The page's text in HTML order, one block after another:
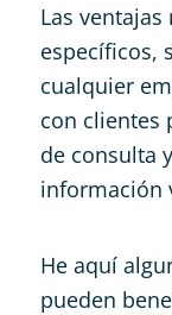
Las
específicos,
cualquier
con clientes
de consulta
información
He aquí
pueden